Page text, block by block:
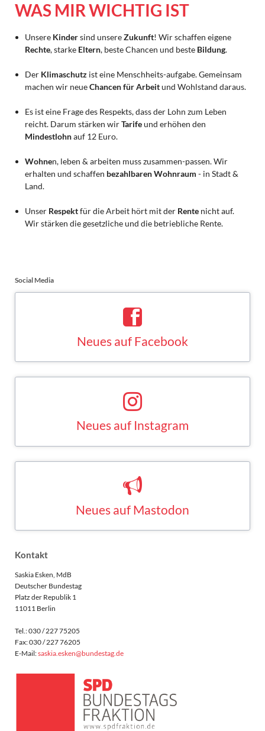
WAS MIR WICHTIG IST
Unsere Kindersind unsereZukunft! Wir schaffen eigene
Rechte, starke Eltern, beste Chancen und beste Bildung.
Der Klimaschutz ist eine Menschheits-aufgabe. Gemeinsam
machen wir neueChancen für Arbeitund Wohlstand daraus.
Es ist eine Frage des Respekts, dass der Lohn zum Leben
reicht. Darum stärken wirTarifeund erhöhen den
Mindestlohnauf 12 Euro.
Wohnen, leben & arbeiten muss zusammen-passen. Wir
erhalten und schaffen bezahlbaren Wohnraum - in Stadt &
Land.
Unser Respektfür die Arbeit hört mit der Rente nicht auf.
Wir stärken die gesetzliche und die betriebliche Rente.
Social Media
Kontakt
Saskia Esken, MdB
Deutscher Bundestag
Platz der Republik 1
11011 Berlin
Tel.: 030 / 227 75205
Fax: 030 / 227 76205
E-Mail:saskia.esken@bundestag.de